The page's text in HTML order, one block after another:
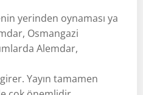
yerinden oynaması ya
Osmangazi
Alemdar,
Yayın tamamen